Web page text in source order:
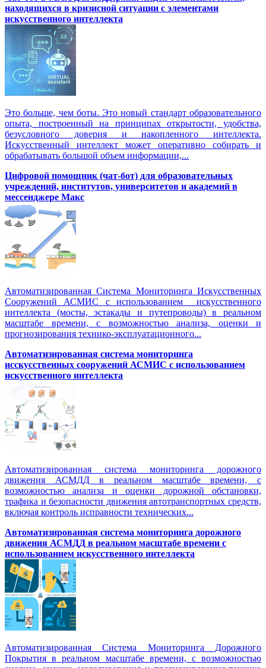
находящихся в кризисной ситуации с элементами
искусственного интеллекта
Это больше, чем боты. Это новый стандарт образовательного
опыта, построенный на принципах открытости, удобства,
безусловного доверия и накопленного интеллекта.
Искусственный интеллект может оперативно собирать и
обрабатывать большой объем информации,...
Цифровой помощник (чат-бот) для образовательных
учреждений, институтов, университетов и академий в
мессенджере Макс
Автоматизированная Система Мониторинга Искусственных
Сооружений АСМИС с использованием искусственного
интеллекта (мосты, эстакады и путепроводы) в реальном
масштабе времени, с возможностью анализа, оценки и
прогнозирования технико-эксплуатационного...
Автоматизированная система мониторинга
исскусственных сооружений АСМИС с использованием
искусственного интеллекта
Автоматизированная система мониторинга дорожного
движения АСМДД в реальном масштабе времени, с
возможностью анализа и оценки дорожной обстановки,
трафика и безопасности движения автотранспортных средств,
включая контроль исправности технических...
Автоматизированная cистема мониторинга дорожного
движения АСМДД в реальном масштабе времени с
использованием искусственного интеллекта
Автоматизированная Система Мониторинга Дорожного
Покрытия в реальном масштабе времени, с возможностью